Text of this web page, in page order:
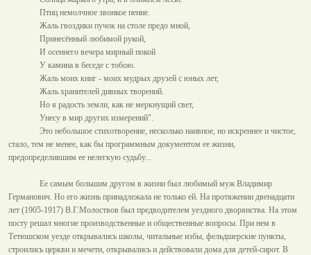
Птиц немолчное звонкое пение.
Жаль гвоздики пучок на столе предо мной,
Принесённый любимой рукой,
И осеннего вечера мирный покой
У камина в беседе с тобою.
Жаль моих книг - моих мудрых друзей с юных лет,
Жаль хранителей дивных творений.
Но я радость земли, как не меркнущий свет,
Унесу в мир других измерений".
Это небольшое стихотворение, несколько наивное, но искреннее и чистое,
стало, тем не менее, как бы программным документом ее жизни,
предопределившим ее нелегкую судьбу...
Ее самым большим другом в жизни был любимый муж Владимир
Германович. Но его жизнь принадлежала не только ей. На протяжении двенадцати
лет (1905-1917) В.Г.Молоствов был предводителем уездного дворянства. На этом
посту решал многие производственные и общественные вопросы. При нем в
Тетюшском уезде открывались школы, читальные избы, фельдшерские пункты,
строились церкви и мечети, открывались и действовали дома для детей-сирот. В